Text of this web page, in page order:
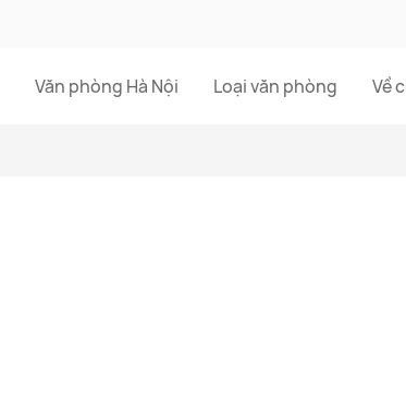
Văn phòng Hà Nội Loại văn phòng Về